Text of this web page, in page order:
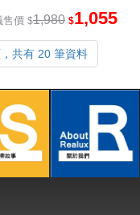
售價 $1,980 $1,055
共有 20 筆資料